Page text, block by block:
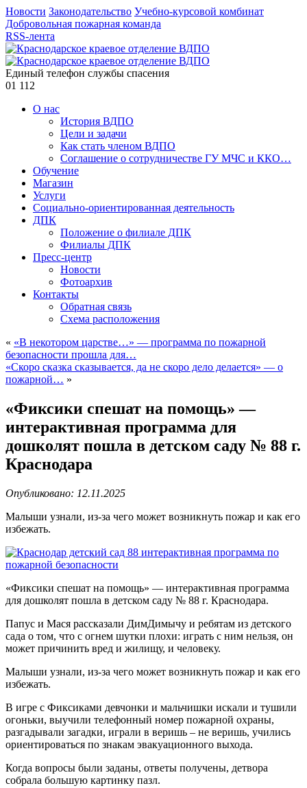
Новости Законодательство Учебно-курсовой комбинат
Добровольная пожарная команда
RSS-лента
Единый телефон службы спасения
01 112
О нас
История ВДПО
Цели и задачи
Как стать членом ВДПО
Соглашение о сотрудничестве ГУ МЧС и ККО…
Обучение
Магазин
Услуги
Социально-ориентированная деятельность
ДПК
Положение о филиале ДПК
Филиалы ДПК
Пресс-центр
Новости
Фотоархив
Контакты
Обратная связь
Схема расположения
« «В некотором царстве…» — программа по пожарной
безопасности прошла для…
«Скоро сказка сказывается, да не скоро дело делается» — о
пожарной… »
«Фиксики спешат на помощь» —
интерактивная программа для
дошколят пошла в детском саду № 88 г.
Краснодара
Опубликовано: 12.11.2025
Малыши узнали, из-за чего может возникнуть пожар и как его
избежать.
«Фиксики спешат на помощь» — интерактивная программа
для дошколят пошла в детском саду № 88 г. Краснодара.
Папус и Мася рассказали ДимДимычу и ребятам из детского
сада о том, что с огнем шутки плохи: играть с ним нельзя, он
может причинить вред и жилищу, и человеку.
Малыши узнали, из-за чего может возникнуть пожар и как его
избежать.
В игре с Фиксиками девчонки и мальчишки искали и тушили
огоньки, выучили телефонный номер пожарной охраны,
разгадывали загадки, играли в веришь – не веришь, учились
ориентироваться по знакам эвакуационного выхода.
Когда вопросы были заданы, ответы получены, детвора
собрала большую картинку пазл.